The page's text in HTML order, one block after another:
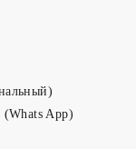
(Whats App)